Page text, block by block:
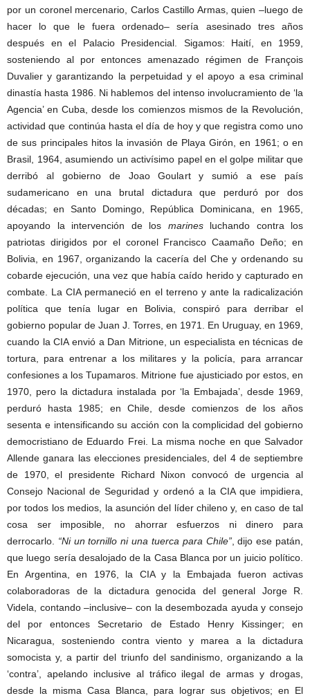
por un coronel mercenario, Carlos Castillo Armas, quien –luego de
hacer lo que le fuera ordenado– sería asesinado tres años
después en el Palacio Presidencial. Sigamos: Haití, en 1959,
sosteniendo al por entonces amenazado régimen de François
Duvalier y garantizando la perpetuidad y el apoyo a esa criminal
dinastía hasta 1986. Ni hablemos del intenso involucramiento de ‘la
Agencia’ en Cuba, desde los comienzos mismos de la Revolución,
actividad que continúa hasta el día de hoy y que registra como uno
de sus principales hitos la invasión de Playa Girón, en 1961; o en
Brasil, 1964, asumiendo un activísimo papel en el golpe militar que
derribó al gobierno de Joao Goulart y sumió a ese país
sudamericano en una brutal dictadura que perduró por dos
décadas; en Santo Domingo, República Dominicana, en 1965,
apoyando la intervención de los marinesluchando contra los
patriotas dirigidos por el coronel Francisco Caamaño Deño; en
Bolivia, en 1967, organizando la cacería del Che y ordenando su
cobarde ejecución, una vez que había caído herido y capturado en
combate. La CIA permaneció en el terreno y ante la radicalización
política que tenía lugar en Bolivia, conspiró para derribar el
gobierno popular de Juan J. Torres, en 1971. En Uruguay, en 1969,
cuando la CIA envió a Dan Mitrione, un especialista en técnicas de
tortura, para entrenar a los militares y la policía, para arrancar
confesiones a los Tupamaros. Mitrione fue ajusticiado por estos, en
1970, pero la dictadura instalada por ‘la Embajada’, desde 1969,
perduró hasta 1985; en Chile, desde comienzos de los años
sesenta e intensificando su acción con la complicidad del gobierno
democristiano de Eduardo Frei. La misma noche en que Salvador
Allende ganara las elecciones presidenciales, del 4 de septiembre
de 1970, el presidente Richard Nixon convocó de urgencia al
Consejo Nacional de Seguridad y ordenó a la CIA que impidiera,
por todos los medios, la asunción del líder chileno y, en caso de tal
cosa ser imposible, no ahorrar esfuerzos ni dinero para
derrocarlo. “Ni un tornillo ni una tuerca para Chile”, dijo ese patán,
que luego sería desalojado de la Casa Blanca por un juicio político.
En Argentina, en 1976, la CIA y la Embajada fueron activas
colaboradoras de la dictadura genocida del general Jorge R.
Videla, contando –inclusive– con la desembozada ayuda y consejo
del por entonces Secretario de Estado Henry Kissinger; en
Nicaragua, sosteniendo contra viento y marea a la dictadura
somocista y, a partir del triunfo del sandinismo, organizando a la
‘contra’, apelando inclusive al tráfico ilegal de armas y drogas,
desde la misma Casa Blanca, para lograr sus objetivos; en El